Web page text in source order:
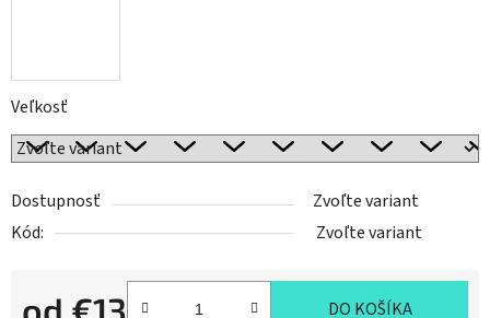
Veľkosť
Dostupnosť
Zvoľte variant
Kód:
Zvoľte variant
od €13 DO KOŠÍKA